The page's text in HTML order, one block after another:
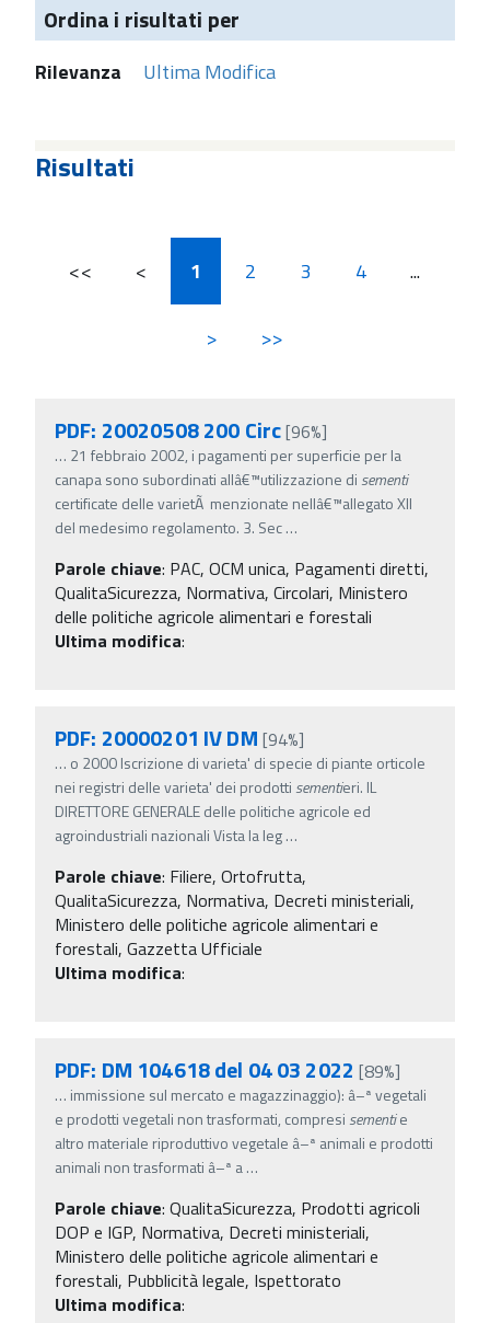
Ordina i risultati per
Rilevanza Ultima Modifica
Risultati
<< < 1 2 3 4 ...
> >>
PDF: 20020508 200 Circ[96%]
… 21 febbraio 2002, i pagamenti per superficie per la
canapa sono subordinati allâ€™utilizzazione di sementi
certificate delle varietÃ menzionate nellâ€™allegato XII
del medesimo regolamento. 3. Sec…
Parole chiave: PAC, OCM unica, Pagamenti diretti,
QualitaSicurezza, Normativa, Circolari, Ministero
delle politiche agricole alimentari e forestali
Ultima modifica:
PDF: 20000201 IV DM [94%]
… o 2000 Iscrizione di varieta' di specie di piante orticole
nei registri delle varieta' dei prodotti sementieri. IL
DIRETTORE GENERALE delle politiche agricole ed
agroindustriali nazionali Vista la leg…
Parole chiave: Filiere, Ortofrutta,
QualitaSicurezza, Normativa, Decreti ministeriali,
Ministero delle politiche agricole alimentari e
forestali, Gazzetta Ufficiale
Ultima modifica:
PDF: DM 104618 del 04 03 2022 [89%]
… immissione sul mercato e magazzinaggio): â–ª vegetali
e prodotti vegetali non trasformati, compresi sementie
altro materiale riproduttivo vegetale â–ª animali e prodotti
animali non trasformati â–ª a…
Parole chiave: QualitaSicurezza, Prodotti agricoli
DOP e IGP, Normativa, Decreti ministeriali,
Ministero delle politiche agricole alimentari e
forestali, Pubblicità legale, Ispettorato
Ultima modifica: